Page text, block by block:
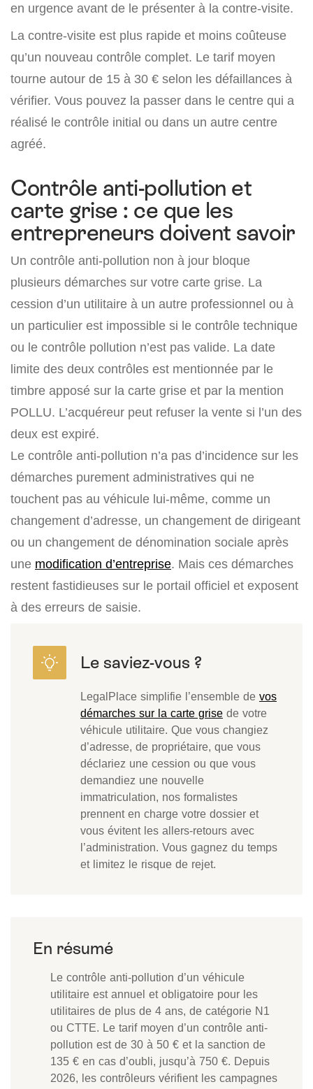
en urgence avant de le présenter à la contre-visite.
La contre-visite est plus rapide et moins coûteuse
qu’un nouveau contrôle complet. Le tarif moyen
tourne autour de 15 à 30 € selon les défaillances à
vérifier. Vous pouvez la passer dans le centre qui a
réalisé le contrôle initial ou dans un autre centre
agréé.
Contrôle anti-pollution et
carte grise : ce que les
entrepreneurs doivent savoir
Un contrôle anti-pollution non à jour bloque
plusieurs démarches sur votre carte grise. La
cession d’un utilitaire à un autre professionnel ou à
un particulier est impossible si le contrôle technique
ou le contrôle pollution n’est pas valide. La date
limite des deux contrôles est mentionnée par le
timbre apposé sur la carte grise et par la mention
POLLU. L’acquéreur peut refuser la vente si l’un des
deux est expiré.
Le contrôle anti-pollution n’a pas d’incidence sur les
démarches purement administratives qui ne
touchent pas au véhicule lui-même, comme un
changement d’adresse, un changement de dirigeant
ou un changement de dénomination sociale après
une modification d’entreprise. Mais ces démarches
restent fastidieuses sur le portail officiel et exposent
à des erreurs de saisie.
LegalPlace simplifie l’ensemble de vos
démarches sur la carte grise de votre
véhicule utilitaire. Que vous changiez
d’adresse, de propriétaire, que vous
déclariez une cession ou que vous
demandiez une nouvelle
immatriculation, nos formalistes
prennent en charge votre dossier et
vous évitent les allers-retours avec
l’administration. Vous gagnez du temps
et limitez le risque de rejet.
Le contrôle anti-pollution d’un véhicule
utilitaire est annuel et obligatoire pour les
utilitaires de plus de 4 ans, de catégorie N1
ou CTTE. Le tarif moyen d’un contrôle anti-
pollution est de 30 à 50 € et la sanction de
135 € en cas d’oubli, jusqu’à 750 €. Depuis
2026, les contrôleurs vérifient les campagnes